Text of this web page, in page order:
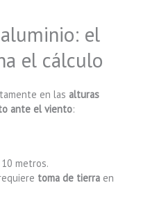
el
el cálculo
en las alturas
ante el viento:
metros.
toma de tierraen